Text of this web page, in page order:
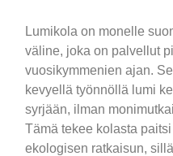
Lumikola on monelle
väline, joka on palvellut
vuosikymmenien ajan.
kevyellä työnnöllä lumi
syrjään, ilman
Tämä tekee kolasta
ekologisen ratkaisun,